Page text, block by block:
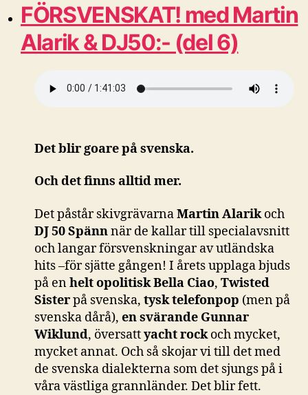
FÖRSVENSKAT! med Martin
Alarik & DJ50:- (del 6)
Det blir goare på svenska.
Och det finns alltid mer.
Det påstår skivgrävarnaMartin Alarikoch
DJ 50 Spännnär de kallar till specialavsnitt
och langar försvenskningar av utländska
hits –för sjätte gången! I årets upplaga bjuds
på enhelt opolitisk Bella Ciao, Twisted
Sisterpå svenska, tysk telefonpop (men på
svenska dårå), en svärande Gunnar
Wiklund, översattyacht rockoch mycket,
mycket annat. Och så skojar vi till det med
de svenska dialekterna som det sjungs på i
våra västliga grannländer. Det blir fett.